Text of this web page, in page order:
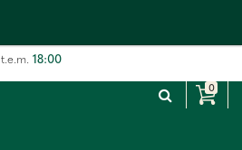
t.e.m. 18:00